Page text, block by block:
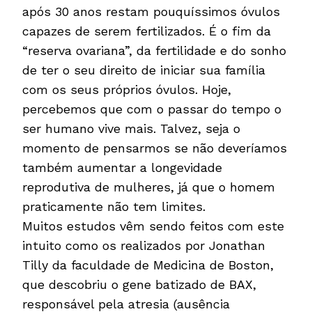
após 30 anos restam pouquíssimos óvulos
capazes de serem fertilizados. É o fim da
“reserva ovariana”, da fertilidade e do sonho
de ter o seu direito de iniciar sua família
com os seus próprios óvulos. Hoje,
percebemos que com o passar do tempo o
ser humano vive mais. Talvez, seja o
momento de pensarmos se não deveríamos
também aumentar a longevidade
reprodutiva de mulheres, já que o homem
praticamente não tem limites.
Muitos estudos vêm sendo feitos com este
intuito como os realizados por Jonathan
Tilly da faculdade de Medicina de Boston,
que descobriu o gene batizado de BAX,
responsável pela atresia (ausência